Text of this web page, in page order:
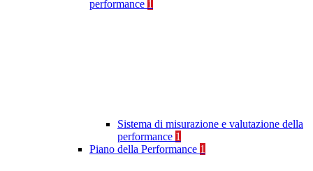
performance 1
Sistema di misurazione e valutazione della
performance 1
Piano della Performance 1